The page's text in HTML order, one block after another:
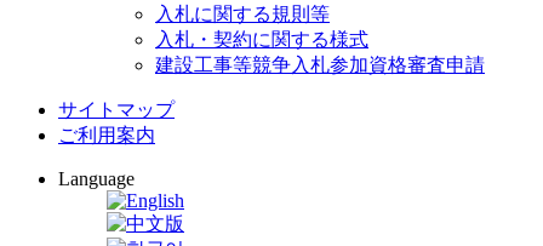
入札に関する規則等
入札・契約に関する様式
建設工事等競争入札参加資格審査申請
サイトマップ
ご利用案内
Language